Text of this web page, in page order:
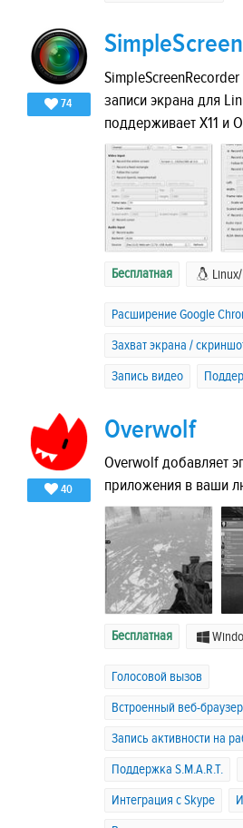
74
SimpleScreenRecorder
записи экрана для
поддерживает X11 и
Бесплатная
Расширение Google
Захват экрана /
Запись видео
40
Overwolf
Overwolf добавляет
приложения в ваши
Бесплатная
Голосовой вызов
Встроенный веб-браузер
Запись активности на
Поддержка S.M.A.R.T.
Интеграция с Skype